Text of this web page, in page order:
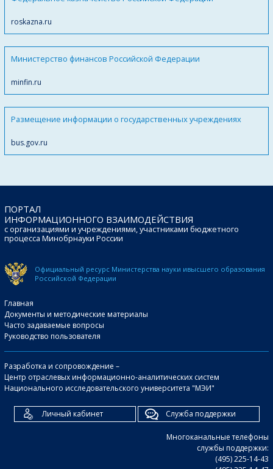
roskazna.ru
Министерство финансов Российской Федерации
minfin.ru
Размещение информации о государственных учреждениях
bus.gov.ru
ПОРТАЛ
ИНФОРМАЦИОННОГО ВЗАИМОДЕЙСТВИЯ
с организациями и учреждениями, участниками бюджетного
процесса Минобрнауки России
Официальный ресурс Министерства науки ивысшего образования
Российской Федерации
Главная
Документы и методические материалы
Часто задаваемые вопросы
Руководство пользователя
Разработка и сопровождение –
Центр отраслевых информационно-аналитических систем
Национального исследовательского университета "МЭИ"
Личный кабинет Служба поддержки
Многоканальные телефоны
службы поддержки:
(495) 225-14-43